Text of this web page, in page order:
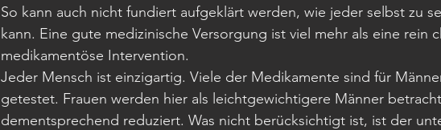
So kann auch nicht fundiert aufgeklärt werden, wie jeder selbst zu
kann. Eine gute medizinische Versorgung ist viel mehr als eine rein
medikamentöse Intervention.
Jeder Mensch ist einzigartig. Viele der Medikamente sind für
getestet. Frauen werden hier als leichtgewichtigere Männer
dementsprechend reduziert. Was nicht berücksichtigt ist, ist der